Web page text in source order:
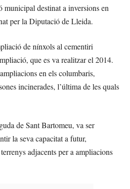
municipal destinat a inversions en
per la Diputació de Lleida.
de nínxols al cementiri
que es va realitzar el 2014.
en els columbaris,
incinerades, l’última de les quals
de Sant Bartomeu, va ser
la seva capacitat a futur,
adjacents per a ampliacions